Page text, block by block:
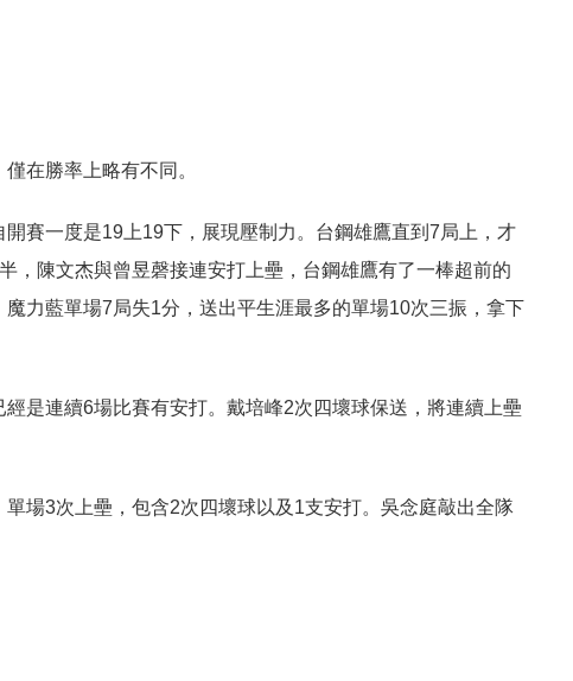
在勝率上略有不同。
賽一度是19上19下，展現壓制力。台鋼雄鷹直到7局上，才
，陳文杰與曾昱磬接連安打上壘，台鋼雄鷹有了一棒超前的
力藍單場7局失1分，送出平生涯最多的單場10次三振，拿下
是連續6場比賽有安打。戴培峰2次四壞球保送，將連續上壘
場3次上壘，包含2次四壞球以及1支安打。吳念庭敲出全隊